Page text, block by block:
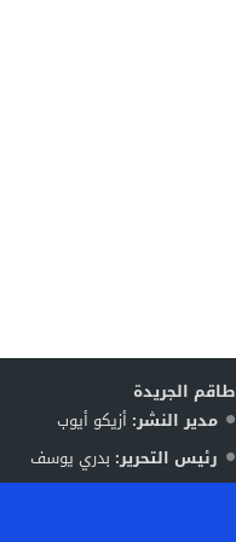
طاقم الجريدة
مدير النشر: أزيكو أيوب
رئيس التحرير: بدري يوسف